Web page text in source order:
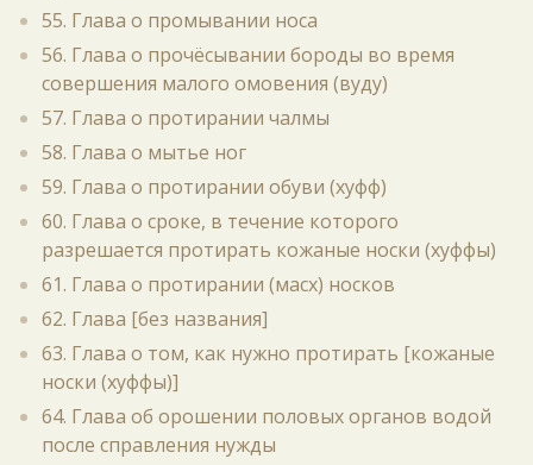
55. Глава о промывании носа
56. Глава о прочёсывании бороды во время
совершения малого омовения (вуду)
57. Глава о протирании чалмы
58. Глава о мытье ног
59. Глава о протирании обуви (хуфф)
60. Глава о сроке, в течение которого
разрешается протирать кожаные носки (хуффы)
61. Глава о протирании (масх) носков
62. Глава [без названия]
63. Глава о том, как нужно протирать [кожаные
носки (хуффы)]
64. Глава об орошении половых органов водой
после справления нужды